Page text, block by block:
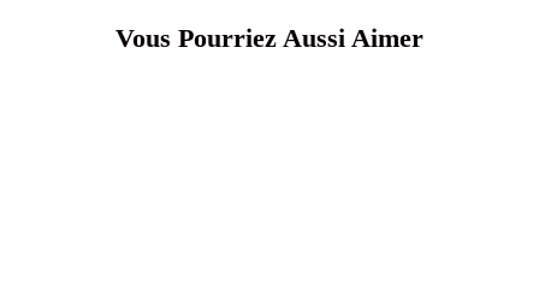
Vous Pourriez Aussi Aimer